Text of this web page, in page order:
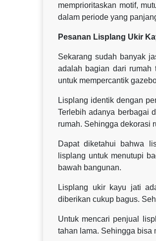
memprioritaskan motif,
dalam periode yang
Pesanan Lisplang Ukir
Sekarang sudah banyak
adalah bagian dari rumah
untuk mempercantik
Lisplang identik dengan
Terlebih adanya berbagai
rumah. Sehingga dekorasi
Dapat diketahui bahwa
lisplang untuk menutupi
bawah bangunan.
Lisplang ukir kayu jati
diberikan cukup bagus.
Untuk mencari penjual
tahan lama. Sehingga bisa